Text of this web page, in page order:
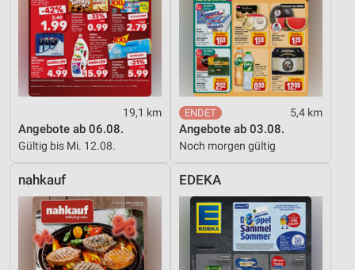
19,1 km
Angebote ab 06.08.
Gültig bis Mi. 12.08.
5,4 km
Angebote ab 03.08.
Noch morgen gültig
nahkauf EDEKA
IAB-Besonderheiten:
Verwendung genauer Standortdaten
Geräte anhand von aktiv angeforderten
Informationen identifizieren
Nicht-IAB-Verarbeitungszwecke:
Notwendig
Performance
Funktional
Werbung